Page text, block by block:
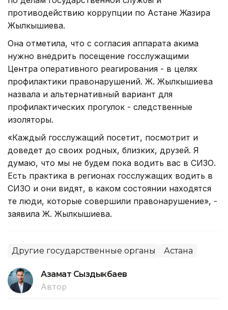
противодействию коррупции по Астане Жазира
Жылкышиева.
Она отметила, что с согласия аппарата акима
нужно внедрить посещение госслужащими
Центра оперативного реагирования - в целях
профилактики правонарушений. Ж. Жылкышиева
назвала и альтернативный вариант для
профилактических прогулок - следственные
изоляторы.
«Каждый госслужащий посетит, посмотрит и
доведет до своих родных, близких, друзей. Я
думаю, что мы не будем пока водить вас в СИЗО.
Есть практика в регионах госслужащих водить в
СИЗО и они видят, в каком состоянии находятся
те люди, которые совершили правонарушение», -
заявила Ж. Жылкышиева.
Другие государственные органы Астана
Азамат Сыздыкбаев
Автор